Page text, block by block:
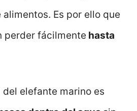
Es por ello que
perder fácilmente hasta
elefante marino es